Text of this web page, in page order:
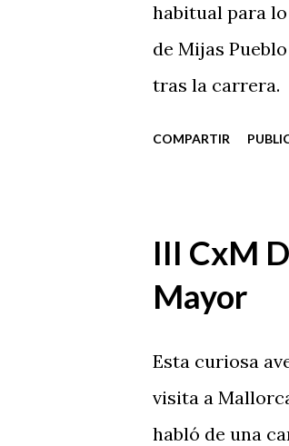
habitual para
de Mijas
tras la carrera.
COMPARTIR
III CxM
Mayor
Esta curiosa
visita a
habló de una